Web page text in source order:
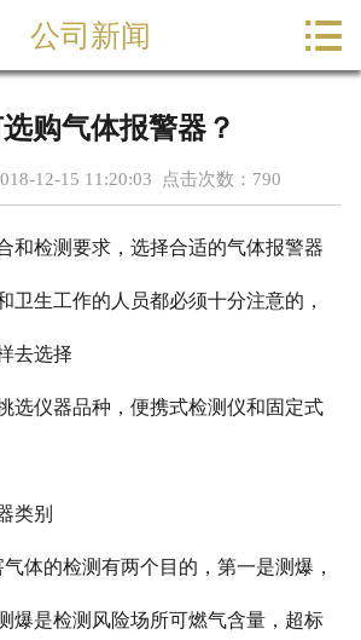
联系我们
公司新闻 
购气体报警器？
12-15 11:20:03 点击次数： 790
和检测要求，选择合适的气体报警器
卫生工作的人员都必须十分注意的，
去选择
选仪器品种，便携式检测仪和固定式
类别
体的检测有两个目的，第一是测爆，
爆是检测风险场所可燃气含量，超标